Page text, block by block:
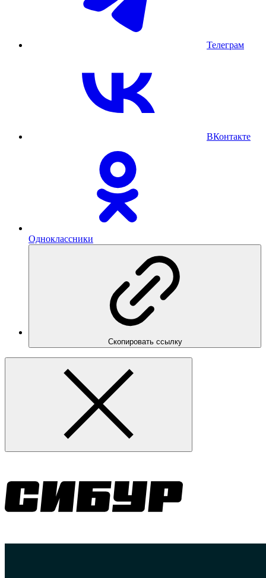
Телеграм
ВКонтакте
Одноклассники
Скопировать ссылку